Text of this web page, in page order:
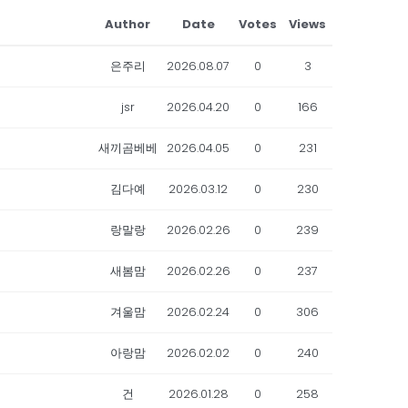
Author Date Votes Views
은주리 2026.08.07 0 3
jsr 2026.04.20 0 166
새끼곰베베 2026.04.05 0 231
김다예 2026.03.12 0 230
랑말랑 2026.02.26 0 239
새봄맘 2026.02.26 0 237
겨울맘 2026.02.24 0 306
아랑맘 2026.02.02 0 240
건 2026.01.28 0 258